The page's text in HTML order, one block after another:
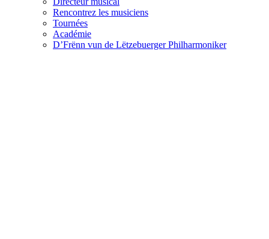
Rencontrez les musiciens
Tournées
Académie
D’Frënn vun de Lëtzebuerger Philharmoniker